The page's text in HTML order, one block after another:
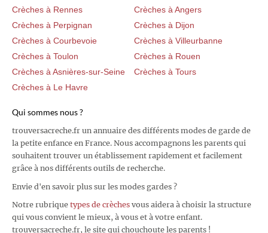
Crèches à Rennes
Crèches à Angers
Crèches à Perpignan
Crèches à Dijon
Crèches à Courbevoie
Crèches à Villeurbanne
Crèches à Toulon
Crèches à Rouen
Crèches à Asnières-sur-Seine
Crèches à Tours
Crèches à Le Havre
Qui sommes nous ?
trouversacreche.fr un annuaire des différents modes de garde de
la petite enfance en France. Nous accompagnons les parents qui
souhaitent trouver un établissement rapidement et facilement
grâce à nos différents outils de recherche.
Envie d'en savoir plus sur les modes gardes ?
Notre rubrique types de crèches vous aidera à choisir la structure
qui vous convient le mieux, à vous et à votre enfant.
trouversacreche.fr, le site qui chouchoute les parents !